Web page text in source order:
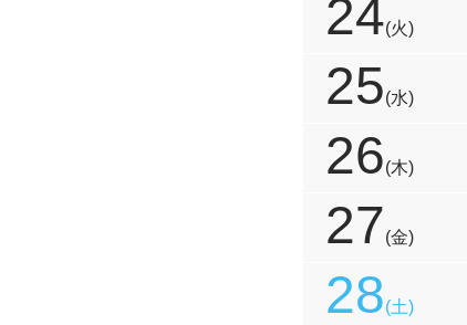
24(火)
25(水)
26(木)
27(金)
28(土)